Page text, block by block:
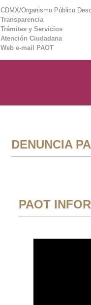
CDMX/Organismo Público
Transparencia
Trámites y Servicios
Atención Ciudadana
Web e-mail PAOT
DENUNCIA
PAOT